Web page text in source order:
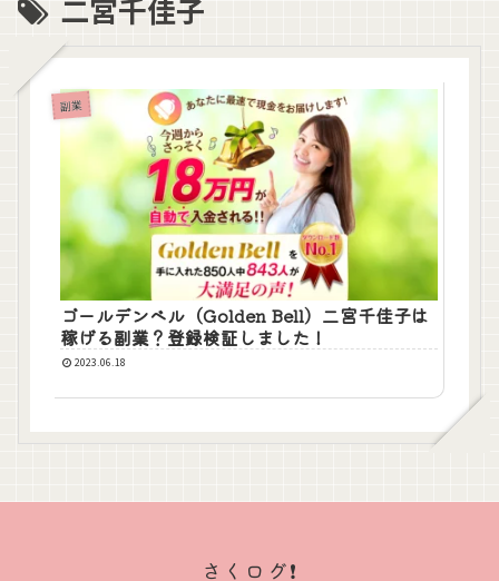
二宮千佳子
副業
ゴールデンベル（Golden Bell）二宮千佳子は
稼げる副業？登録検証しました！
2023.06.18
さくログ❗